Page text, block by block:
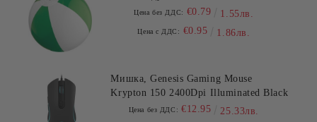
Цена без ДДС: €0.79 1.55лв.
Цена с ДДС: €0.95 1.86лв.
Мишка, Genesis Gaming Mouse
Krypton 150 2400Dpi Illuminated Black
Цена без ДДС: €12.95 25.33лв.